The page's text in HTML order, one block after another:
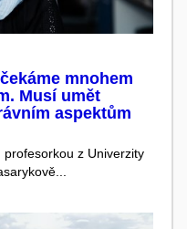
mnohem
Musí umět
aspektům
profesorkou z Univerzity